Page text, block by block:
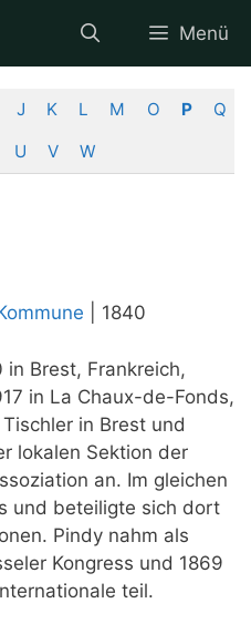
Menü
J K L M O P
Q
U V W
| 1840
Brest, Frankreich,
in La Chaux-de-Fonds,
in Brest und
lokalen Sektion der
an. Im gleichen
und beteiligte sich dort
Pindy nahm als
Kongress und 1869
teil.